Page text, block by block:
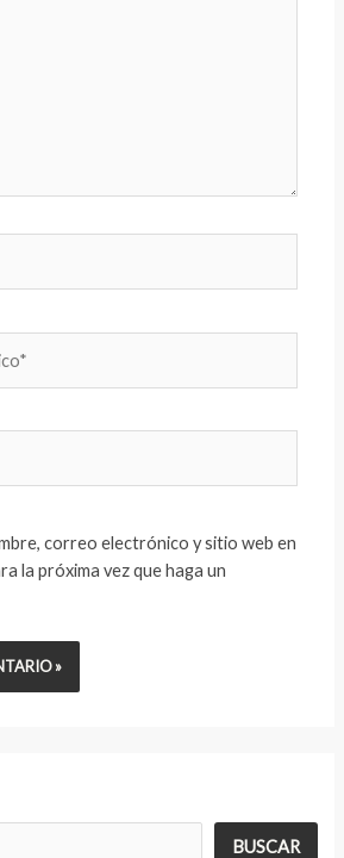
correo electrónico y sitio web en
la próxima vez que haga un
BUSCAR